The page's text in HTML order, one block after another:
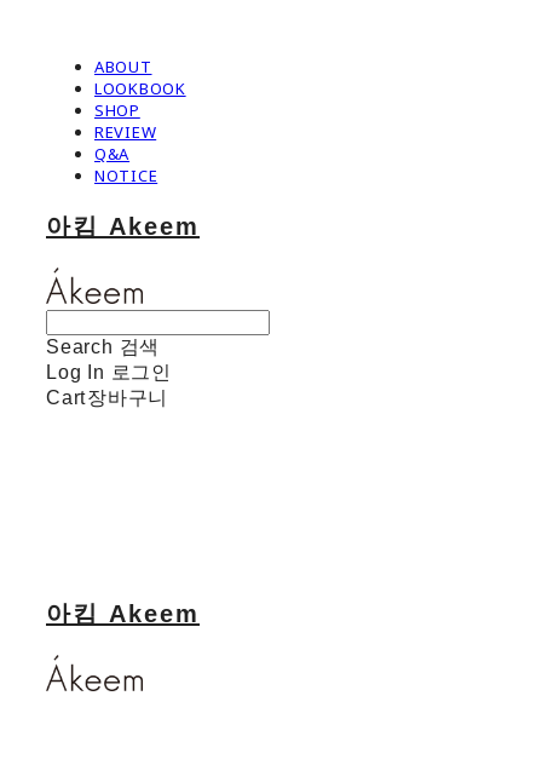
ABOUT
LOOKBOOK
SHOP
REVIEW
Q&A
NOTICE
아킴 Akeem
Search 검색
Log In 로그인
Cart장바구니
아킴 Akeem